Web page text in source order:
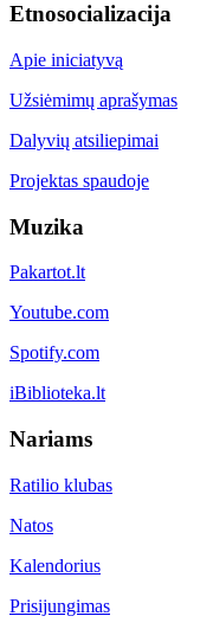
Etnosocializacija
Apie iniciatyvą
Užsiėmimų aprašymas
Dalyvių atsiliepimai
Projektas spaudoje
Muzika
Pakartot.lt
Youtube.com
Spotify.com
iBiblioteka.lt
Nariams
Ratilio klubas
Natos
Kalendorius
Prisijungimas